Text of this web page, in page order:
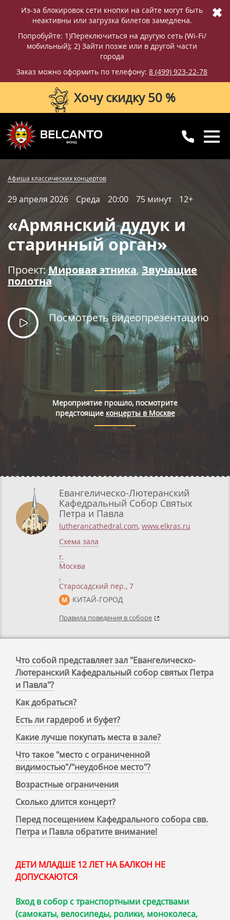
Из-за блокировок сети кнопки на сайте могут быть
неактивны или загрузка билетов замедлена.
Попробуйте: 1)Переключиться на другую сеть (Wi-Fi/
мобильный); 2) Зайти позже или в другой части
города
Заказ можно оформить по телефону: 8 (499) 923-22-78
✖
Хочу скидку 50 %
с 10:00 до 20:00
Вопросы и ответы Схема зала
Правила покупки билетов
Афиша классических концертов
29 апреля 2026 Среда 20:00 75 минут 12+
«Армянский дудук и
старинный орган»
Проект:Мировая этника, Звучащие
полотна
Посмотреть видеопрезентацию
Евангелическо-Лютеранский
Кафедральный Собор Святых
Петра и Павла
lutherancathedral.com, www.elkras.ru
Схема зала
г.
Москва
,
Старосадский пер., 7
М КИТАЙ-ГОРОД
Правила поведения в соборе
Мероприятие прошло, посмотрите
предстоящие концерты в Москве
Что собой представляет зал "Евангелическо-
Лютеранский Кафедральный собор святых Петра
и Павла"?
Как добраться?
Есть ли гардероб и буфет?
Какие лучше покупать места в зале?
Что такое "место с ограниченной
видимостью"/"неудобное место"?
Возрастные ограничения
Сколько длится концерт?
Перед посещением Кафедрального собора свв.
Петра и Павла обратите внимание!
ДЕТИ МЛАДШЕ 12 ЛЕТ НА БАЛКОН НЕ
ДОПУСКАЮТСЯ
Вход в собор с транспортными средствами
(самокаты, велосипеды, ролики, моноколеса,